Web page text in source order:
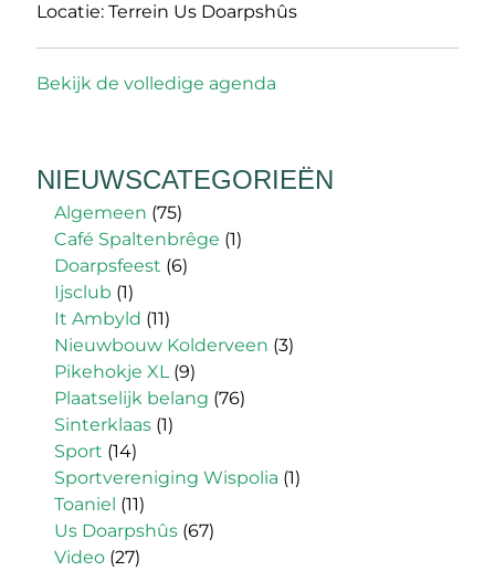
Locatie: Terrein Us Doarpshûs
Bekijk de volledige agenda
NIEUWSCATEGORIEËN
Algemeen (75)
Café Spaltenbrêge (1)
Doarpsfeest (6)
Ijsclub (1)
It Ambyld (11)
Nieuwbouw Kolderveen (3)
Pikehokje XL (9)
Plaatselijk belang (76)
Sinterklaas (1)
Sport (14)
Sportvereniging Wispolia (1)
Toaniel (11)
Us Doarpshûs (67)
Video (27)